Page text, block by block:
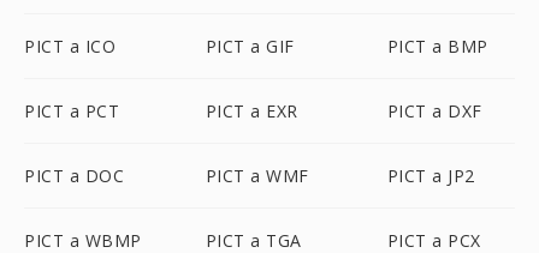
PICT a ICO PICT a GIF PICT a BMP
PICT a PCT PICT a EXR PICT a DXF
PICT a DOC PICT a WMF PICT a JP2
PICT a WBMP PICT a TGA PICT a PCX